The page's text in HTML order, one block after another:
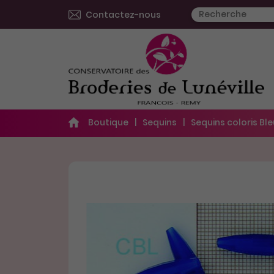
Contactez-nous
Boutique Sequins Sequins coloris